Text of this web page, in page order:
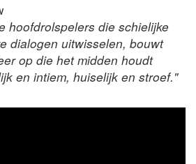
hoofdrolspelers die schielijke
dialogen uitwisselen, bouwt
op die het midden houdt
en intiem, huiselijk en stroef."